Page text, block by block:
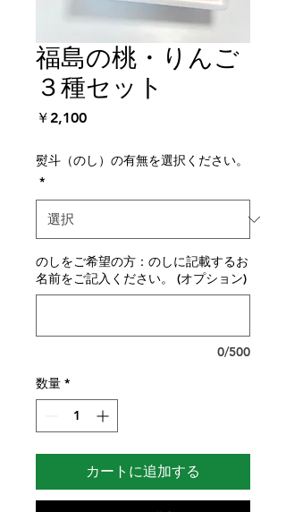
福島の桃・りんご
３種セット
￥2,100価
熨斗（のし）の有無を選択ください。
*
のしをご希望の方：のしに記載するお
名前をご記入ください。 (オプション)
0/500
数量 *
カートに追加する